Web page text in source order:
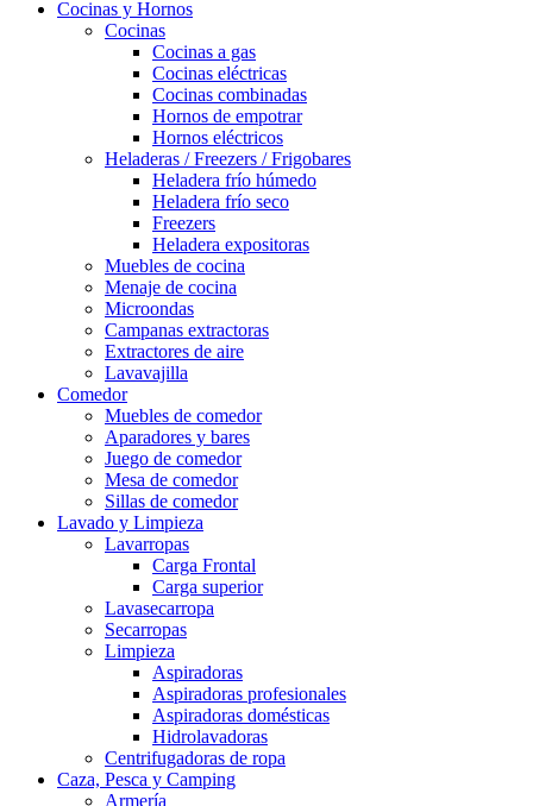
Cocinas y Hornos
Cocinas
Cocinas a gas
Cocinas eléctricas
Cocinas combinadas
Hornos de empotrar
Hornos eléctricos
Heladeras / Freezers / Frigobares
Heladera frío húmedo
Heladera frío seco
Freezers
Heladera expositoras
Muebles de cocina
Menaje de cocina
Microondas
Campanas extractoras
Extractores de aire
Lavavajilla
Comedor
Muebles de comedor
Aparadores y bares
Juego de comedor
Mesa de comedor
Sillas de comedor
Lavado y Limpieza
Lavarropas
Carga Frontal
Carga superior
Lavasecarropa
Secarropas
Limpieza
Aspiradoras
Aspiradoras profesionales
Aspiradoras domésticas
Hidrolavadoras
Centrifugadoras de ropa
Caza, Pesca y Camping
Armería